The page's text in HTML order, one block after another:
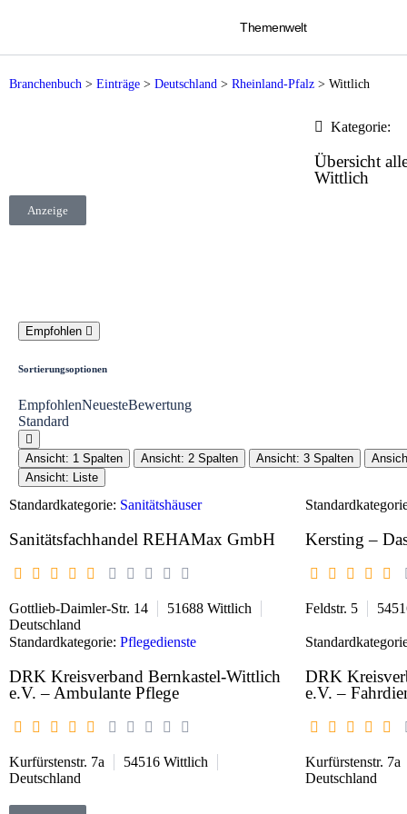
Themenwelt
Branchenbuch > Einträge > Deutschland > Rheinland-Pfalz > Wittlich
Kategorie:
Übersicht
Wittlich
Anzeige
Empfohlen
Sortierungsoptionen
EmpfohlenNeuesteBewertung
Standard
Ansicht: 1 Spalten Ansicht: 2 Spalten Ansicht: 3 Spalten
Ansicht: Liste
Standardkategorie: Sanitätshäuser
Sanitätsfachhandel REHAMax GmbH
Gottlieb-Daimler-Str. 14 51688 Wittlich
Deutschland
Kersting –
Feldstr. 5
Standardkategorie: Pflegedienste
DRK Kreisverband Bernkastel-Wittlich
e.V. – Ambulante Pflege
Kurfürstenstr. 7a 54516 Wittlich
Deutschland
DRK
e.V. –
Kurfürstenstr. 7a
Deutschland